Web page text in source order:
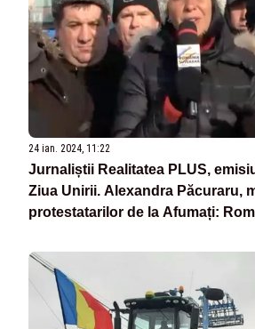
24 ian. 2024, 11:22
Jurnaliștii Realitatea PLUS,
Ziua Unirii. Alexandra Păcuraru,
protestatarilor de la Afumați: